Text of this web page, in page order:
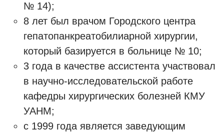
№ 14);
8 лет был врачом Городского центра
гепатопанкреатобилиарной хирургии,
который базируется в больнице № 10;
3 года в качестве ассистента участвовал
в научно-исследовательской работе
кафедры хирургических болезней КМУ
УАНМ;
с 1999 года является заведующим